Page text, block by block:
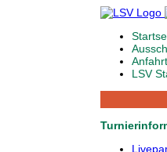
Anfahrt
LSV